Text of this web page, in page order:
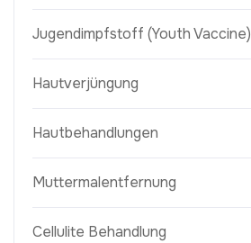
Jugendimpfstoff (Youth Vaccine)
Hautverjüngung
Hautbehandlungen
Muttermalentfernung
Cellulite Behandlung